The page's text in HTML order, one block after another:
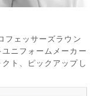
フェッサーズラウン
ニフォームメーカー
ト、ピックアップし